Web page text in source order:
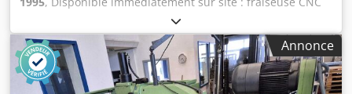
Deckel, type FP 5–80, année 1995, commande numérique
Dialog 12, table universelle 750 x 520 mm. Courses X/Y/Z :
800/550/500 mm. Puissance d'entraînement : 9 kW. Course
de la broche : 80 mm. Volant électronique. Vitesses de
broche : 32–5000 tr/min. Avances : 0–6000 mm/min. Poids :
Annonce